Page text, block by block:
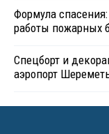
Формула
работы пожарных
Спецборт и
аэропорт